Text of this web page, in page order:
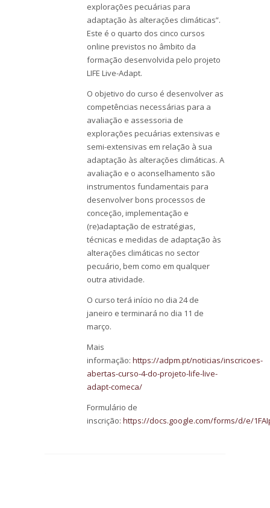
explorações pecuárias para
adaptação às alterações climáticas”.
Este é o quarto dos cinco cursos
online previstos no âmbito da
formação desenvolvida pelo projeto
LIFE Live-Adapt.
O objetivo do curso é desenvolver as
competências necessárias para a
avaliação e assessoria de
explorações pecuárias extensivas e
semi-extensivas em relação à sua
adaptação às alterações climáticas. A
avaliação e o aconselhamento são
instrumentos fundamentais para
desenvolver bons processos de
conceção, implementação e
(re)adaptação de estratégias,
técnicas e medidas de adaptação às
alterações climáticas no sector
pecuário, bem como em qualquer
outra atividade.
O curso terá início no dia 24 de
janeiro e terminará no dia 11 de
março.
Mais
informação: https://adpm.pt/noticias/inscricoes-
abertas-curso-4-do-projeto-life-live-
adapt-comeca/
Formulário de
inscrição: https://docs.google.com/forms/d/e/